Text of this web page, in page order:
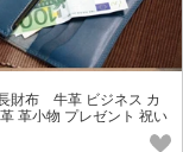
財布 牛革 ビジネス カ
革小物 プレゼント 祝い